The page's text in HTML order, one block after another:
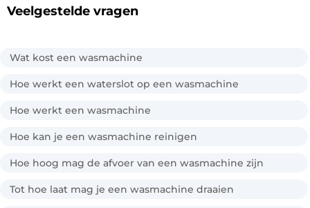
Veelgestelde vragen
Wat kost een wasmachine
Hoe werkt een waterslot op een wasmachine
Hoe werkt een wasmachine
Hoe kan je een wasmachine reinigen
Hoe hoog mag de afvoer van een wasmachine zijn
Tot hoe laat mag je een wasmachine draaien